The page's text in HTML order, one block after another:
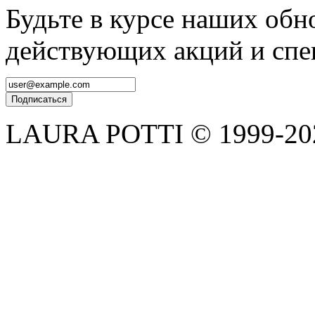
Будьте в курсе наших
действующих акций и
LAURA POTTI © 1999-